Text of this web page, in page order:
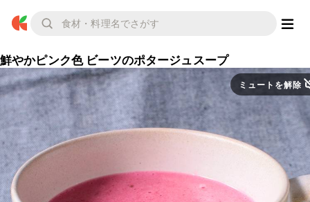
鮮やかピンク色 ビーツのポタージュスープ
ミュートを解除